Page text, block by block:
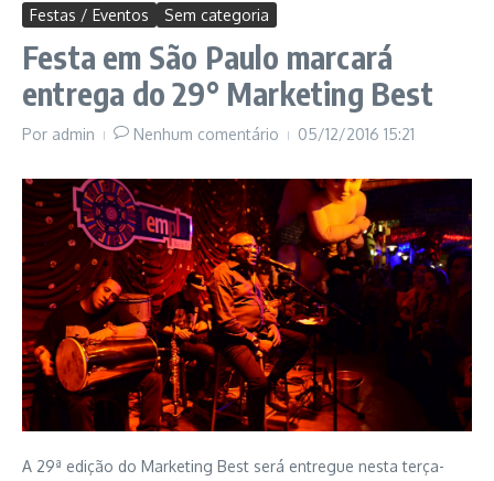
Festas / Eventos Sem categoria
Festa em São Paulo marcará
entrega do 29° Marketing Best
Por admin Nenhum comentário 05/12/2016 15:21
A 29ª edição do Marketing Best será entregue nesta terça-